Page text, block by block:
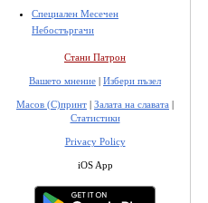
Специален Месечен
Небостъргачи
Стани Патрон
Вашето мнение | Избери пъзел
Масов (С)принт | Залата на славата |
Статистики
Privacy Policy
iOS App